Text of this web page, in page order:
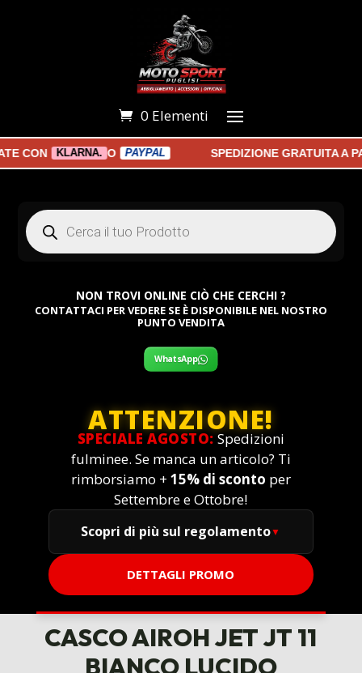
0 Elementi
KLARNA. O PAYPAL SPEDIZIONE GRATUITA A
Products
search
NON TROVI ONLINE CIÒ CHE CERCHI ?
CONTATTACI PER VEDERE SE È DISPONIBILE NEL NOSTRO
PUNTO VENDITA
WhatsApp
ATTENZIONE!
SPECIALE AGOSTO: Spedizioni
fulminee. Se manca un articolo? Ti
rimborsiamo + 15% di sconto per
Settembre e Ottobre!
Scopri di più sul regolamento
DETTAGLI PROMO
CASCO AIROH JET JT 11
BIANCO LUCIDO